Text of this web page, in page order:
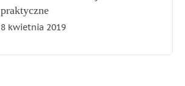
praktyczne
8 kwietnia 2019